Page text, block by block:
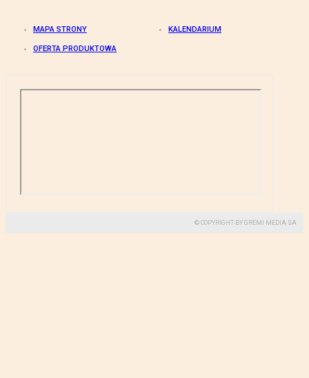
MAPA STRONY KALENDARIUM
OFERTA PRODUKTOWA
© COPYRIGHT BY GREMI MEDIA SA